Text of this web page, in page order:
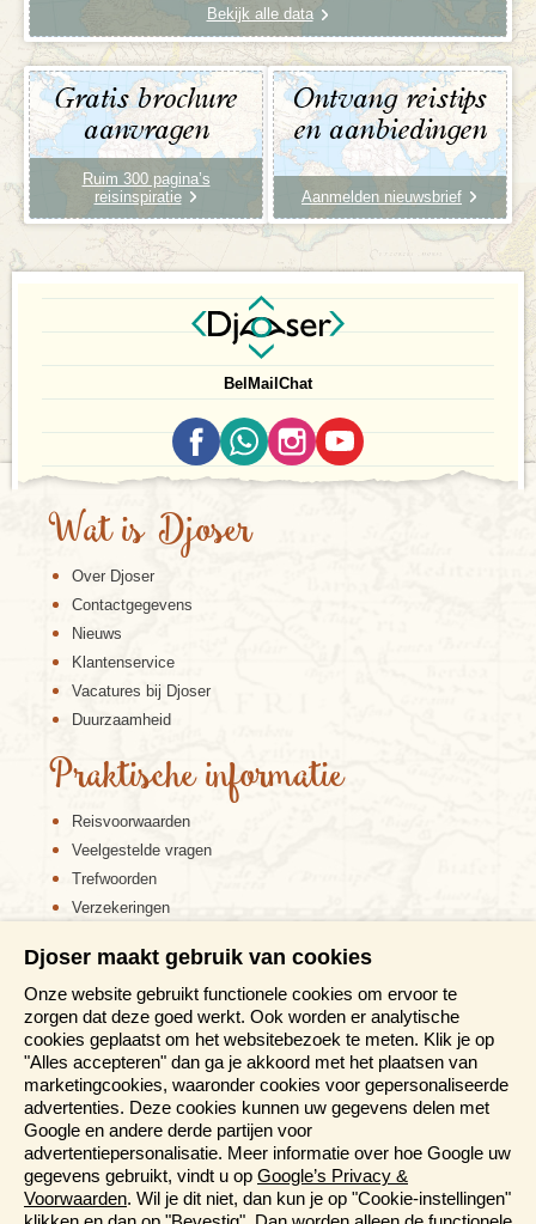
Bekijk alle data
Gratis brochure
aanvragen
Ruim 300 pagina’s
reisinspiratie
Ontvang reistips
en aanbiedingen
Aanmelden nieuwsbrief
Bel Mail Chat
Wat is Djoser
Over Djoser
Contactgegevens
Nieuws
Klantenservice
Vacatures bij Djoser
Duurzaamheid
Praktische informatie
Reisvoorwaarden
Veelgestelde vragen
Trefwoorden
Verzekeringen
Disclaimer
Cookiebeleid
Privacy verklaring
Reis en boek met Djoser zekerheid
Meer weten?
Brochure aanvragen
Presentaties en Informatiedagen
Magazine
Djoser maakt gebruik van cookies
Onze website gebruikt functionele cookies om ervoor te
zorgen dat deze goed werkt. Ook worden er analytische
cookies geplaatst om het websitebezoek te meten. Klik je op
"Alles accepteren" dan ga je akkoord met het plaatsen van
marketingcookies, waaronder cookies voor gepersonaliseerde
advertenties. Deze cookies kunnen uw gegevens delen met
Google en andere derde partijen voor
advertentiepersonalisatie. Meer informatie over hoe Google uw
gegevens gebruikt, vindt u op Google’s Privacy &
Voorwaarden. Wil je dit niet, dan kun je op "Cookie-instellingen"